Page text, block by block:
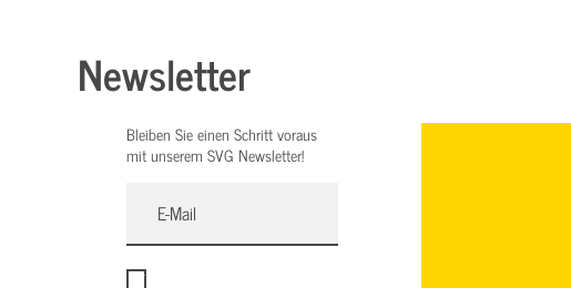
Newsletter
Bleiben Sie einen Schritt voraus
mit unserem SVG Newsletter!